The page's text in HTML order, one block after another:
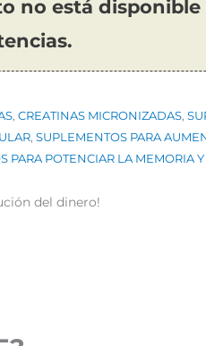
no está
, CREATINAS MICRONIZADAS,
, SUPLEMENTOS PARA
PARA POTENCIAR LA MEMORIA
del dinero!